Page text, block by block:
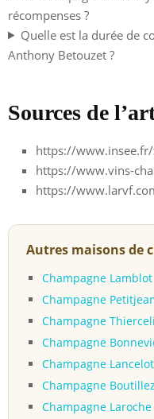
récompenses ?
Quelle est la durée de
Anthony Betouzet ?
Sources de
https://
https://www.vins-
https://
Autres maisons de
Champagne Lamblot
Champagne
Champagne
Champagne
Champagne
Champagne
Champagne